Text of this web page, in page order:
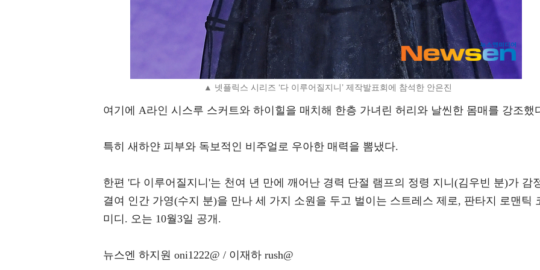
▲ 넷플릭스 시리즈 ‘다 이루어질지니’ 제작발표회에 참석한 안은진
여기에 A라인 시스루 스커트와 하이힐을 매치해 한층 가녀린 허리와 날씬한 몸매를 강조했
특히 새하얀 피부와 독보적인 비주얼로 우아한 매력을 뽐냈다.
한편 '다 이루어질지니'는 천여 년 만에 깨어난 경력 단절 램프의 정령 지니(김우빈 분)가 감
결여 인간 가영(수지 분)을 만나 세 가지 소원을 두고 벌이는 스트레스 제로, 판타지 로맨틱
미디. 오는 10월3일 공개.
뉴스엔 하지원 oni1222@ / 이재하 rush@